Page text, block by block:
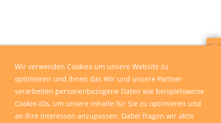
Wir verwenden Cookies um unsere Website zu
optimieren und Ihnen das Wir und unsere Partner
verarbeiten personenbezogene Daten wie beispielsweise
Cookie-IDs, um unsere Inhalte für Sie zu optimieren und
an Ihre Interessen anzupassen. Dabei fragen wir aktiv